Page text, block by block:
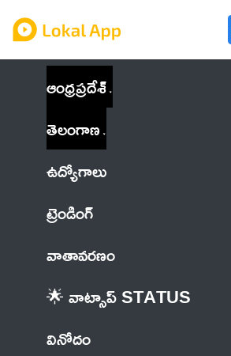
ఆంధ్రప్రదేశ్
తెలంగాణ
ఉద్యోగాలు
ట్రెండింగ్
వాతావరణం
🌟 వాట్సాప్ STATUS
వినోదం